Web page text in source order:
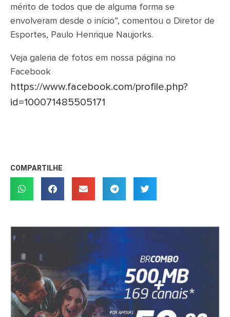
mérito de todos que de alguma forma se
envolveram desde o início”, comentou o Diretor de
Esportes, Paulo Henrique Naujorks.
Veja galeria de fotos em nossa página no
Facebook
https://www.facebook.com/profile.php?
id=100071485505171
COMPARTILHE